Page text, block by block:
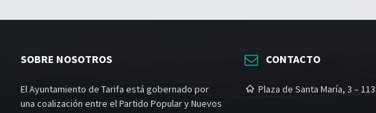
SOBRE NOSOTROS
El Ayuntamiento de Tarifa está gobernado por
una coalización entre el Partido Popular y Nuevos
CONTACTO
Plaza de Santa María, 3 –